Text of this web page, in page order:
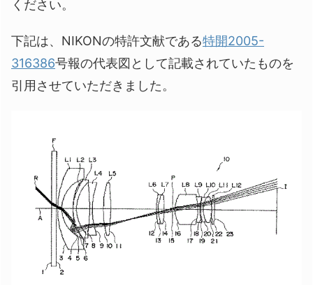
ください。
下記は、NIKONの特許文献である特開2005-
316386号報の代表図として記載されていたものを
引用させていただきました。